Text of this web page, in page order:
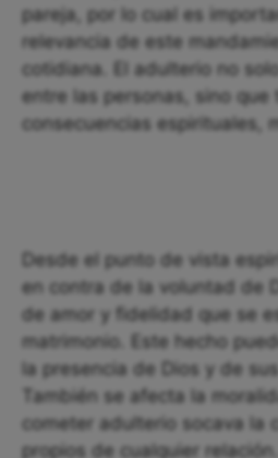
pareja, por lo cual es
relevancia de este
cotidiana. El adulterio no
entre las personas, sino que
consecuencias espirituales,
Desde el punto de vista
en contra de la voluntad de
de amor y fidelidad que se
matrimonio. Este hecho
la presencia de Dios y de
También se afecta la
cometer adulterio socava la
propios de cualquier relación.